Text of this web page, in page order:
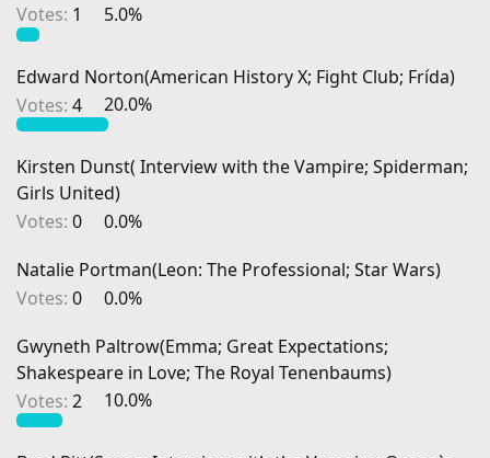
Votes: 1 5.0%
Edward Norton(American History X; Fight Club; Frída)
Votes: 4 20.0%
Kirsten Dunst( Interview with the Vampire; Spiderman;
Girls United)
Votes: 0
0.0%
Natalie Portman(Leon: The Professional; Star Wars)
Votes: 0
0.0%
Gwyneth Paltrow(Emma; Great Expectations;
Shakespeare in Love; The Royal Tenenbaums)
Votes: 2 10.0%